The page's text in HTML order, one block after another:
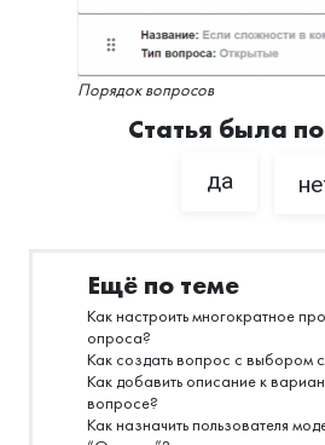
Порядок вопросов
Статья была
да
Ещё по теме
Как настроить многократное
опроса?
Как создать вопрос с выбором
Как добавить описание к
вопросе?
Как назначить пользователя